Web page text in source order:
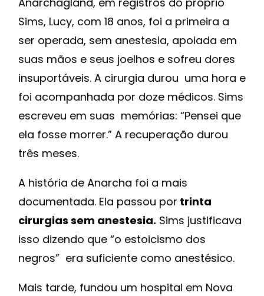
Sims, Lucy, com 18 anos, foi a primeira a
ser operada, sem anestesia, apoiada em
suas mãos e seus joelhos e sofreu dores
insuportáveis. A cirurgia durou uma hora e
foi acompanhada por doze médicos. Sims
escreveu em suas memórias: “Pensei que
ela fosse morrer.” A recuperação durou
três meses.
A história de Anarcha foi a mais
documentada. Ela passou por trinta
cirurgias sem anestesia. Sims justificava
isso dizendo que “o estoicismo dos
negros” era suficiente como anestésico.
Mais tarde, fundou um hospital em Nova